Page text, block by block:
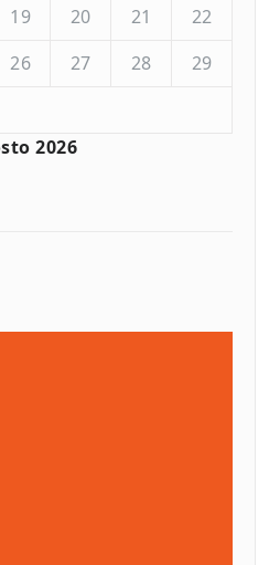
2026
19 20 21
22
26 27 28
29